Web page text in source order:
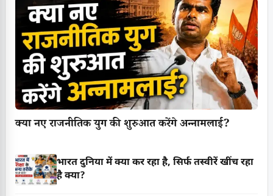
क्या नए राजनीतिक युग की शुरुआत करेंगे अन्नामलाई?
भारत दुनिया में क्या कर रहा है, सिर्फ तस्वीरें खींच रहा
है क्या?